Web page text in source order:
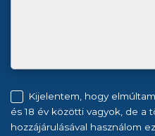
Kijelentem, hogy
és 18 év közötti vagyok, de a
hozzájárulásával használom